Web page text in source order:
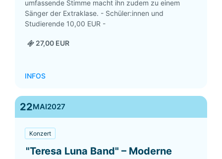
umfassende Stimme macht ihn zudem zu einem
Sänger der Extraklase. - Schüler:innen und
Studierende 10,00 EUR -
27,00 EUR
INFOS
22MAI2027
Konzert
"Teresa Luna Band" – Moderne